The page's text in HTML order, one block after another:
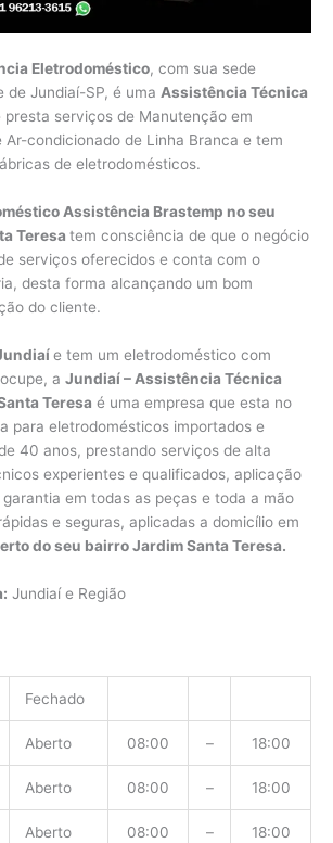
Eletrodoméstico, com sua sede
de Jundiaí-SP, é uma Assistência Técnica
presta serviços de Manutenção em
Ar-condicionado de Linha Branca e tem
de eletrodomésticos.
Assistência Brastemp no seu
Teresa tem consciência de que o negócio
serviços oferecidos e conta com o
desta forma alcançando um bom
do cliente.
e tem um eletrodoméstico com
a Jundiaí – Assistência Técnica
Teresa é uma empresa que esta no
para eletrodomésticos importados e
40 anos, prestando serviços de alta
experientes e qualificados, aplicação
em todas as peças e toda a mão
e seguras, aplicadas a domicílio em
do seu bairro Jardim Santa Teresa.
Jundiaí e Região
Fechado
Aberto 08:00 – 18:00
Aberto 08:00 – 18:00
Aberto 08:00 – 18:00